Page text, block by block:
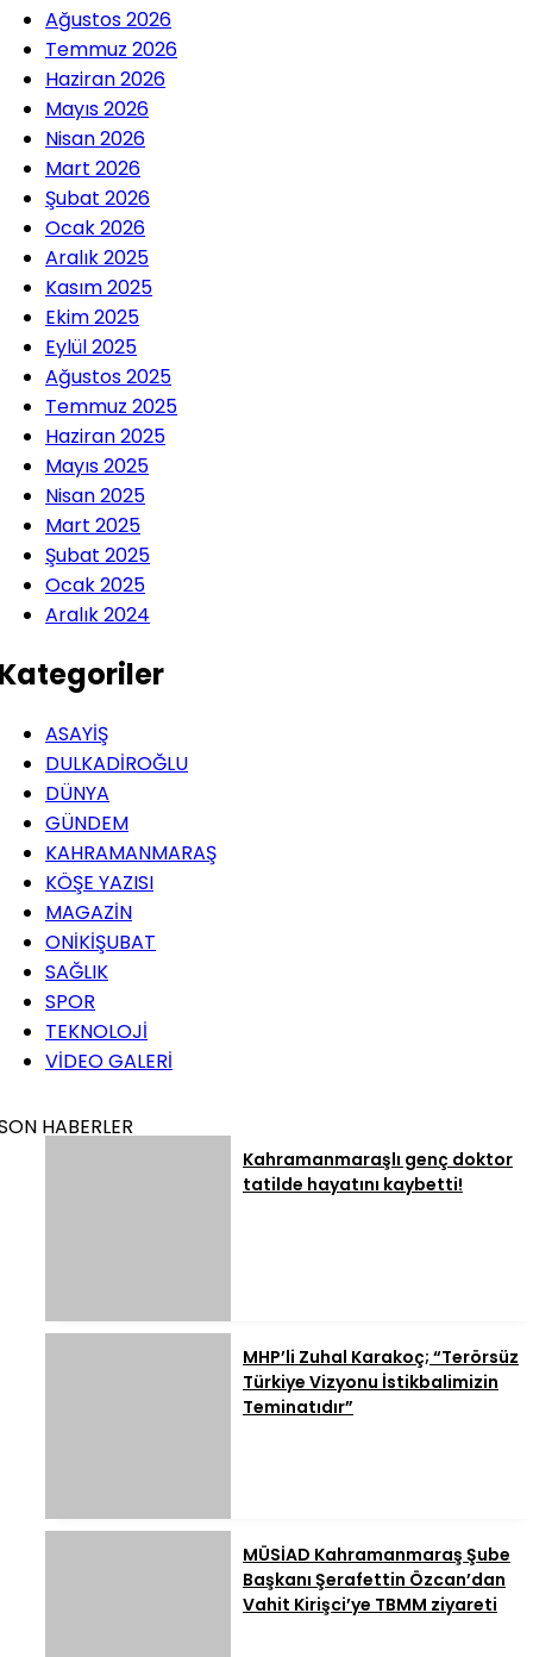
Ağustos 2026
Temmuz 2026
Haziran 2026
Mayıs 2026
Nisan 2026
Mart 2026
Şubat 2026
Ocak 2026
Aralık 2025
Kasım 2025
Ekim 2025
Eylül 2025
Ağustos 2025
Temmuz 2025
Haziran 2025
Mayıs 2025
Nisan 2025
Mart 2025
Şubat 2025
Ocak 2025
Aralık 2024
ASAYİŞ
DULKADİROĞLU
DÜNYA
GÜNDEM
KAHRAMANMARAŞ
KÖŞE YAZISI
MAGAZİN
ONİKİŞUBAT
SAĞLIK
SPOR
TEKNOLOJİ
VİDEO GALERİ
HABERLER
Kahramanmaraşlı genç doktor
tatilde hayatını kaybetti!
MHP’li Zuhal Karakoç; “Terörsüz
Türkiye Vizyonu İstikbalimizin
Teminatıdır”
MÜSİAD Kahramanmaraş Şube
Başkanı Şerafettin Özcan’dan
Vahit Kirişci’ye TBMM ziyareti